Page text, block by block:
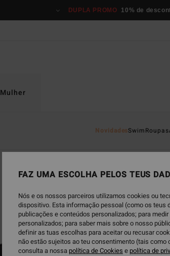
DUPLA PROMO 10% de
Mulher
NovidadesSwimRoupas
FAZ UMA ESCOLHA PELOS TEUS
Nós e os nossos parceiros utilizamos cookies ou
dispositivo. Esta informação pessoal (como os teus
publicações e conteúdos personalizados; para
personalizados; para saber mais sobre o nosso
definir as tuas escolhas para aceitar ou recusar
não estão sujeitos ao teu consentimento (tais
consulta a nossa política de Cookies e política de